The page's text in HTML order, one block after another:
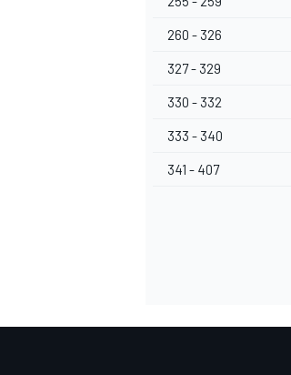
260 - 326
327 - 329
330 - 332
333 - 340
341 - 407